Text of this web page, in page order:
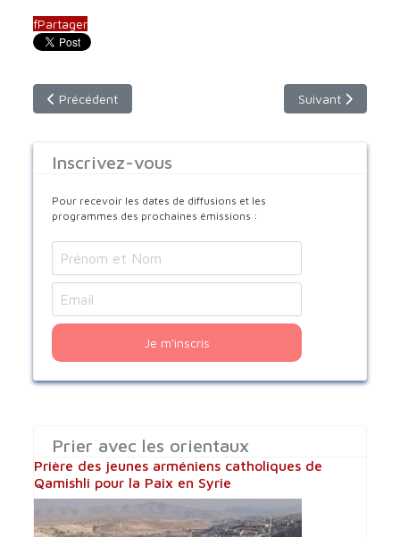
fPartager
Article précédent : émission du dimanche 25 juin 2023 -
Précédent Article suivant :
Suivant
Inscrivez-vous
Pour recevoir les dates de diffusions et les
programmes des prochaines émissions :
Je m'inscris
Prier avec les orientaux
Prière des jeunes arméniens catholiques de
Qamishli pour la Paix en Syrie